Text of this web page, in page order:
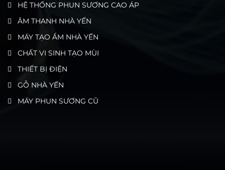
HỆ THỐNG PHUN SƯƠNG CAO ÁP
ÂM THANH NHÀ YẾN
MÁY TẠO ẨM NHÀ YẾN
CHẤT VI SINH TẠO MÙI
THIẾT BỊ ĐIỆN
GỖ NHÀ YẾN
MÁY PHUN SƯƠNG CŨ